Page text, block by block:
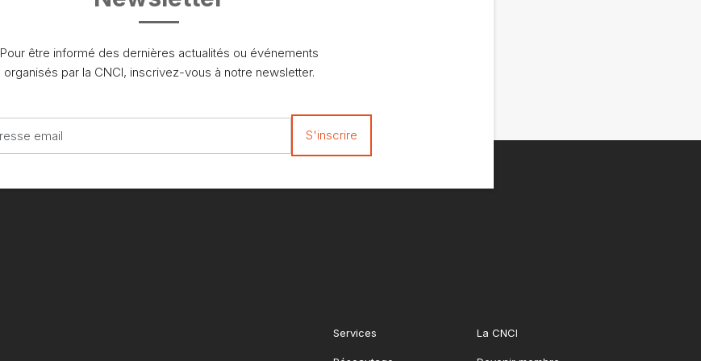
Pour être informé des dernières actualités ou événements
organisés par la CNCI, inscrivez-vous à notre newsletter.
Services La CNCI